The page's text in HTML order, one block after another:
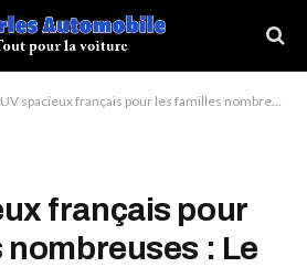
spacieux français pour les familles nombreuses : Le top 5
français pour
nombreuses : Le